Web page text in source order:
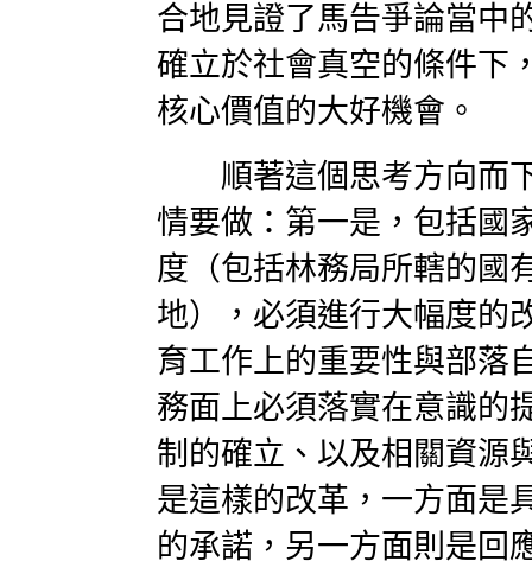
合地見證了馬告爭論當中
確立於社會真空的條件下
核心價值的大好機會。
順著這個思考方向而下
情要做：第一是，包括國
度（包括林務局所轄的國
地），必須進行大幅度的
育工作上的重要性與部落
務面上必須落實在意識的
制的確立、以及相關資源
是這樣的改革，一方面是
的承諾，另一方面則是回